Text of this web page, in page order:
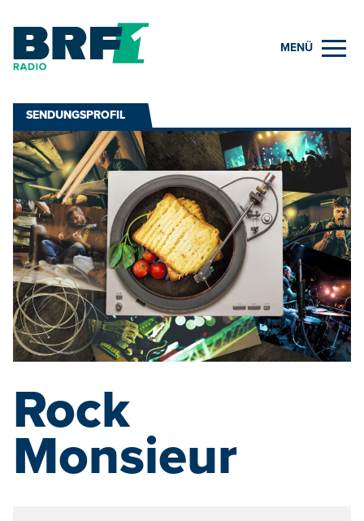
MENÜ
SENDUNGSPROFIL
Rock
Monsieur